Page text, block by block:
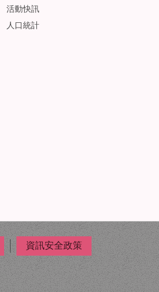
活動快訊
人口統計
資訊安全政策